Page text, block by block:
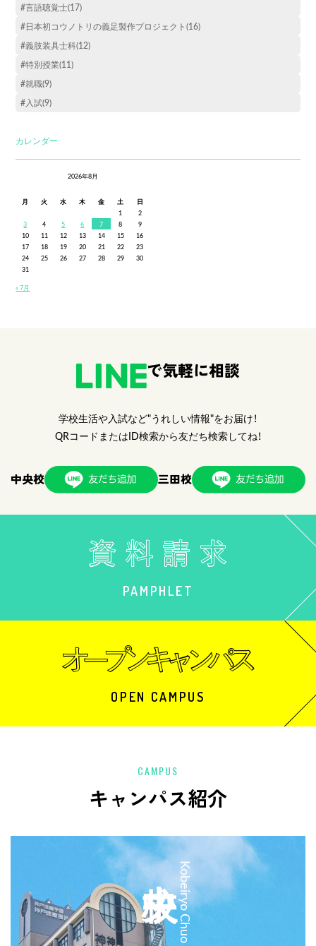
#言語聴覚士(17)
#日本初コウノトリの義足製作プロジェクト(16)
#義肢装具士科(12)
#特別授業(11)
#就職(9)
#入試(9)
カレンダー
2026年8月
月 火 水 木 金 土
日
1
2
3
4 5 6 7 8
9
10
11 12 13 14 15
16
17
18 19 20 21 22
23
24
25 26 27 28 29
30
31
« 7月
で気軽に相談
学校生活や入試など"うれしい情報"をお届け！
QRコードまたはID検索から友だち検索してね！
中央校 三田校
PAMPHLET
OPEN CAMPUS
CAMPUS
キャンパス紹介
Kobeiryo Chuo